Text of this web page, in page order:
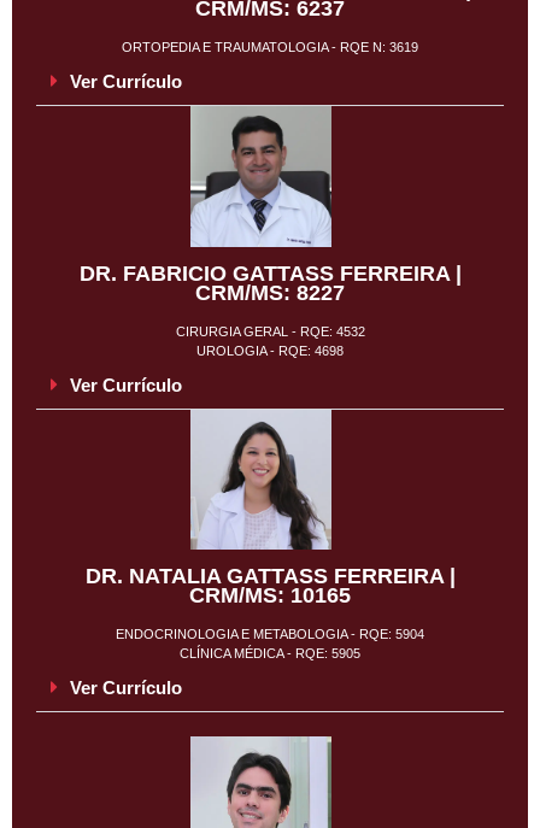
CRM/MS: 6237
ORTOPEDIA E TRAUMATOLOGIA - RQE N: 3619
Ver Currículo
DR. FABRICIO GATTASS FERREIRA |
CRM/MS: 8227
CIRURGIA GERAL - RQE: 4532
UROLOGIA - RQE: 4698
Ver Currículo
DR. NATALIA GATTASS FERREIRA |
CRM/MS: 10165
ENDOCRINOLOGIA E METABOLOGIA - RQE: 5904
CLÍNICA MÉDICA - RQE: 5905
Ver Currículo